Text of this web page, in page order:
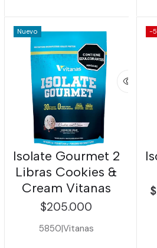
Nuevo
Isolate Gourmet 2
Libras Cookies &
Cream Vitanas
$205.000
5850|Vitanas
-